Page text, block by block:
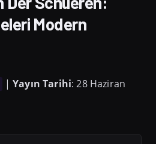
|Yayın Tarihi: 28 Haziran